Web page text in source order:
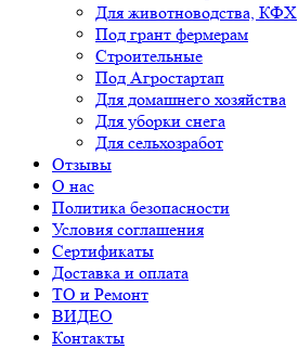
Для животноводства, КФХ
Под грант фермерам
Строительные
Под Агростартап
Для домашнего хозяйства
Для уборки снега
Для сельхозработ
Отзывы
О нас
Политика безопасности
Условия соглашения
Сертификаты
Доставка и оплата
ТО и Ремонт
ВИДЕО
Контакты